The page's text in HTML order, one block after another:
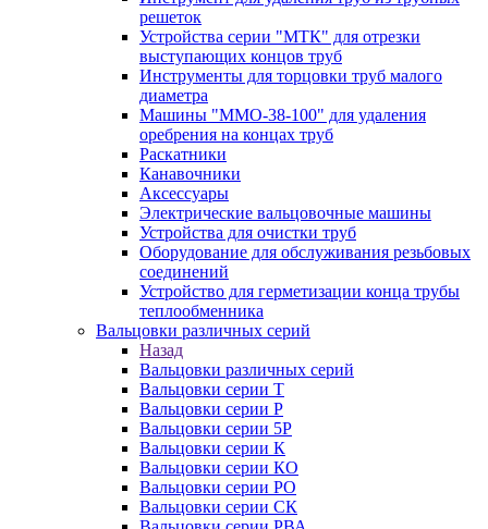
решеток
Устройства серии "МТК" для отрезки
выступающих концов труб
Инструменты для торцовки труб малого
диаметра
Машины "ММО-38-100" для удаления
оребрения на концах труб
Раскатники
Канавочники
Аксессуары
Электрические вальцовочные машины
Устройства для очистки труб
Оборудование для обслуживания резьбовых
соединений
Устройство для герметизации конца трубы
теплообменника
Вальцовки различных серий
Назад
Вальцовки различных серий
Вальцовки серии Т
Вальцовки серии Р
Вальцовки серии 5Р
Вальцовки серии К
Вальцовки серии КО
Вальцовки серии РО
Вальцовки серии СК